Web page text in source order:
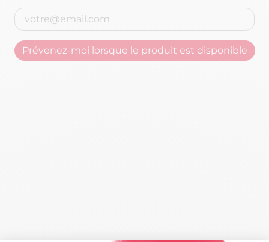
Prévenez-moi lorsque le produit est disponible